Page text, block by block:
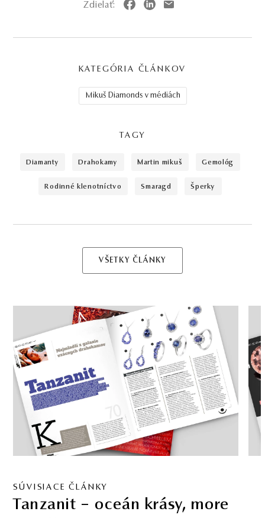
Zdielať:
KATEGÓRIA ČLÁNKOV
Mikuš Diamonds v médiách
TAGY
diamanty drahokamy martin mikuš gemológ
rodinné klenotníctvo smaragd šperky
VŠETKY ČLÁNKY
SÚVISIACE ČLÁNKY
Morganit – romantický